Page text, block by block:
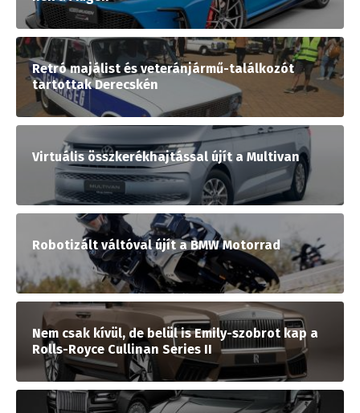
Retró majálist és veteránjármű-találkozót
tartottak Derecskén
Virtuális összkerékhajtással újít a Multivan
Robotizált váltóval újít a BMW Motorrad
Nem csak kívül, de belül is Emily-szobrot kap a
Rolls-Royce Cullinan Series II